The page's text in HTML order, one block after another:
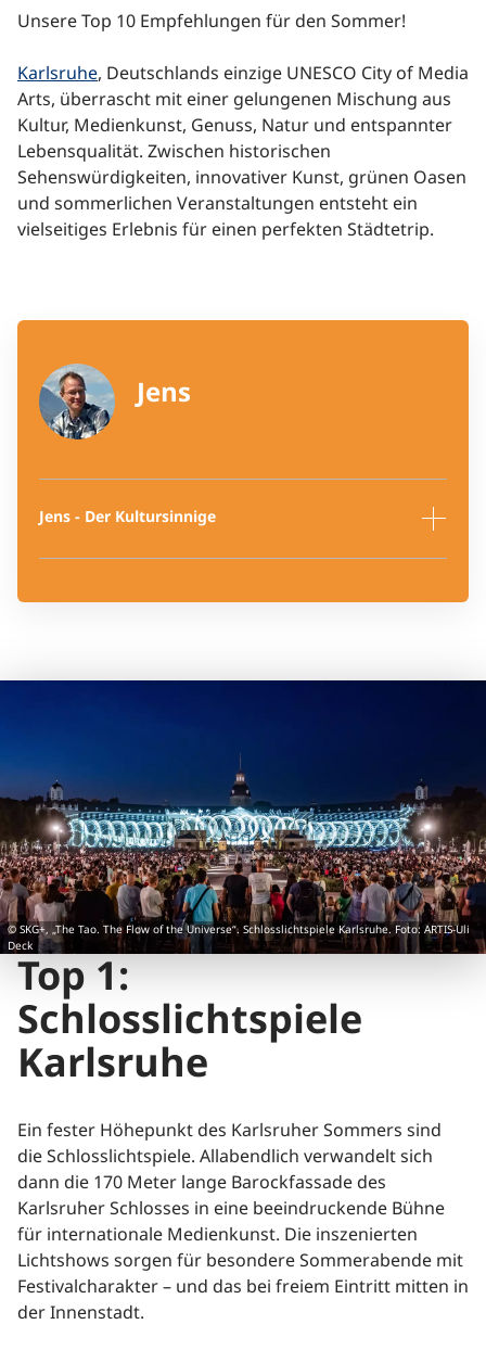
Alle
Alle
Reiseziele
Unsere Top 10 Empfehlungen für den Sommer!
Karlsruhe, Deutschlands einzige UNESCO City of Media
Arts, überrascht mit einer gelungenen Mischung aus
Kultur, Medienkunst, Genuss, Natur und entspannter
Lebensqualität. Zwischen historischen
Sehenswürdigkeiten, innovativer Kunst, grünen Oasen
und sommerlichen Veranstaltungen entsteht ein
vielseitiges Erlebnis für einen perfekten Städtetrip.
Jens
Jens - Der Kultursinnige
das führt ihn immer wieder auf Reisen. Er kennt
sind, welches Event einen Besuch wert ist und hat
Top 1:
Schlosslichtspiele
Karlsruhe
Ein fester Höhepunkt des Karlsruher Sommers sind
die Schlosslichtspiele. Allabendlich verwandelt sich
dann die 170 Meter lange Barockfassade des
Karlsruher Schlosses in eine beeindruckende Bühne
für internationale Medienkunst. Die inszenierten
Lichtshows sorgen für besondere Sommerabende mit
Festivalcharakter – und das bei freiem Eintritt mitten in
der Innenstadt.
© SKG+, „The Tao. The Flow of the Universe“. Schlosslichtspiele Karlsruhe. Foto: ARTIS-Uli
Deck